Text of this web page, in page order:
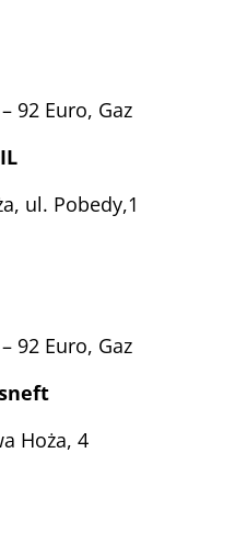
92 Euro, Gaz
ul. Pobedy,1
92 Euro, Gaz
Hoża, 4